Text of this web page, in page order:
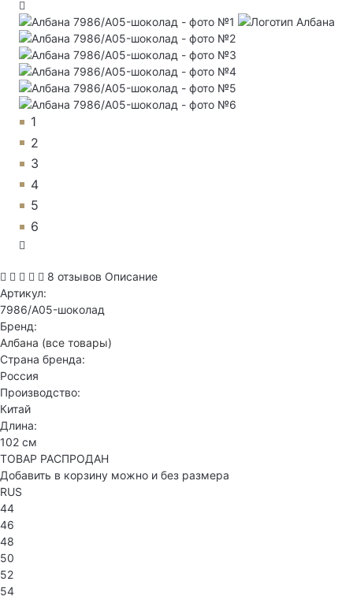
1
2
3
4
5
6
8 отзывов Описание
Артикул:
7986/A05-шоколад
Бренд:
Албана (все товары)
Страна бренда:
Россия
Производство:
Китай
Длина:
102 см
ТОВАР РАСПРОДАН
Добавить в корзину можно и без размера
RUS
44
46
48
50
52
54